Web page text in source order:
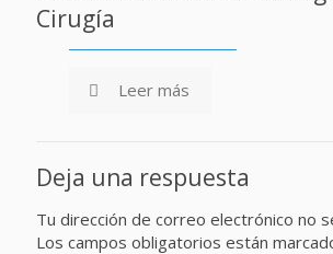
Cirugía
Leer más
Deja una respuesta
Tu dirección de correo electrónico no
Los campos obligatorios están